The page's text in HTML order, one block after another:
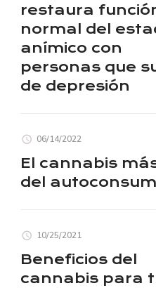
restaura
normal del
anímico con
personas que
de depresión
06/14/2022
El cannabis
del
10/25/2021
Beneficios del
cannabis para